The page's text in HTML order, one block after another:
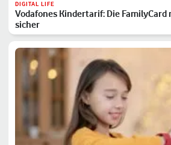
DIGITAL LIFE
Vodafones Kindertarif: Die
sicher